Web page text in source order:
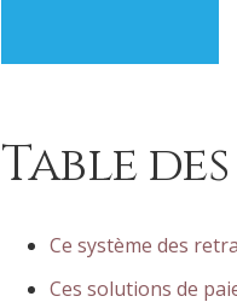
Table
Ce système des
Ces solutions de